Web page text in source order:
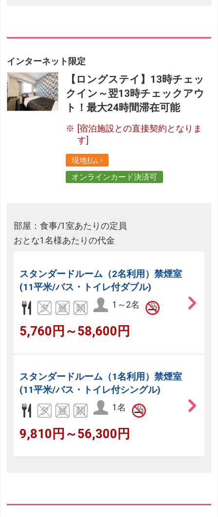
インターネット限定
【ロングステイ】13時チェッ
クイン～翌13時チェックアウ
ト！最大24時間滞在可能
[宿泊施設との直接契約となりま
す]
現地払い
オンラインカード決済可
部屋：食事/1室あたりの定員
おとな1名様あたりの代金
スタンダードルーム（2名利用）禁煙室
(11平米/バス・トイレ付ダブル)
1～2名
5,760円～58,600円
スタンダードルーム（1名利用）禁煙室
(11平米/バス・トイレ付シングル)
1名
9,810円～56,300円